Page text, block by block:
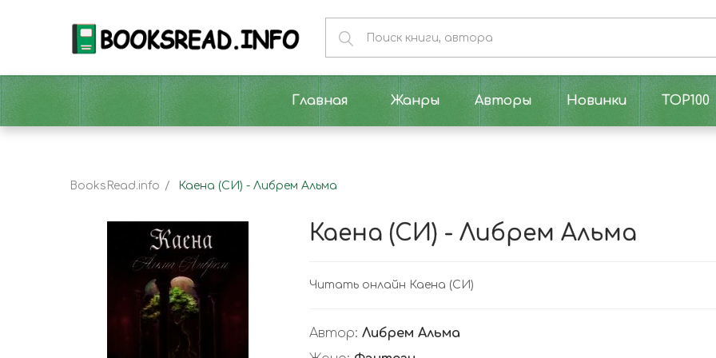
Главная Жанры Авторы Новинки TOP100
BooksRead.info Каена (СИ) - Либрем Альма
Каена (СИ) - Либрем Альма
Читать онлайн Каена (СИ)
Автор: Либрем Альма